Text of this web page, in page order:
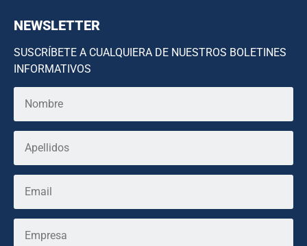
NEWSLETTER
SUSCRÍBETE A CUALQUIERA DE NUESTROS BOLETINES
INFORMATIVOS